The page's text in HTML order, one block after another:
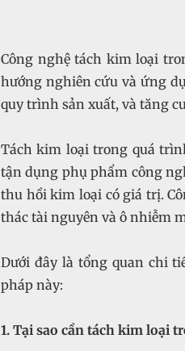
Công nghệ tách kim loại
hướng nghiên cứu và ứng
quy trình sản xuất, và tăng
Tách kim loại trong quá
tận dụng phụ phẩm công
thu hồi kim loại có giá trị.
thác tài nguyên và ô nhiễm
Dưới đây là tổng quan chi
pháp này:
1. Tại sao cần tách kim loại